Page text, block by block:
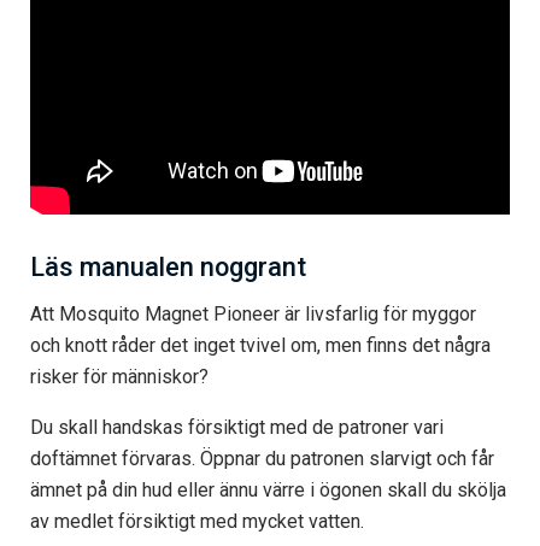
Läs manualen noggrant
Att Mosquito Magnet Pioneer är livsfarlig för myggor
och knott råder det inget tvivel om, men finns det några
risker för människor?
Du skall handskas försiktigt med de patroner vari
doftämnet förvaras. Öppnar du patronen slarvigt och får
ämnet på din hud eller ännu värre i ögonen skall du skölja
av medlet försiktigt med mycket vatten.